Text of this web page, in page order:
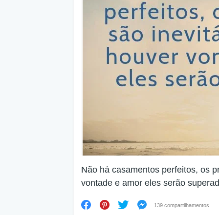
Não há casamentos perfeitos, os
vontade e amor eles serão
139 compartilhamentos